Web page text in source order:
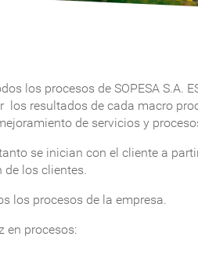
los procesos de SOPESA
resultados de cada macro
de servicios y
se inician con el cliente a
los clientes.
los procesos de la empresa.
en procesos: